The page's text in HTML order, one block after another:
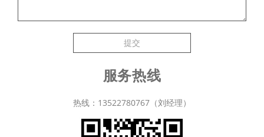
提交
服务热线
热线：13522780767（刘经理）